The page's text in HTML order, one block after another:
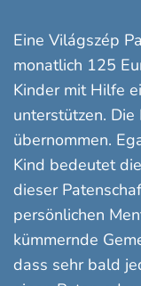
Eine Világszép
monatlich 125
Kinder mit Hilfe
unterstützen.
übernommen.
Kind bedeutet
dieser
persönlichen
kümmernde
dass sehr bald